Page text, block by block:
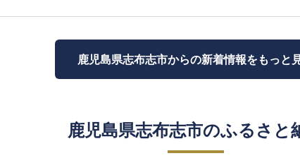
鹿児島県志布志市からの新着情報をもっと
鹿児島県志布志市のふるさと